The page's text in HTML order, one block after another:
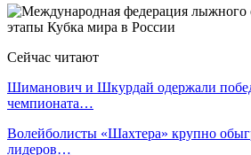
Сейчас читают
Шиманович и Шкурдай одержали
чемпионата…
Волейболисты «Шахтера» крупно
лидеров…